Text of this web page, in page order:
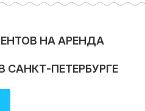
НА АРЕНДА
В САНКТ-ПЕТЕРБУРГЕ